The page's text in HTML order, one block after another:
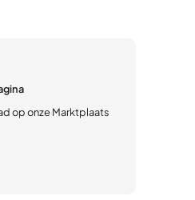
op onze Marktplaats